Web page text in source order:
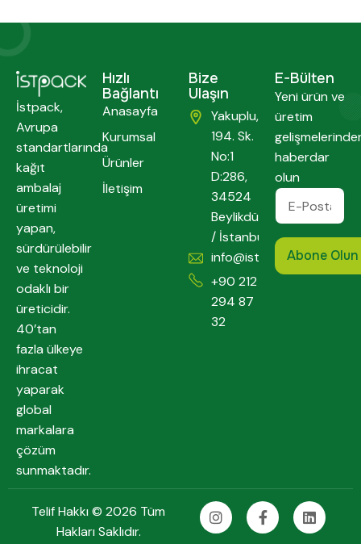
İstpack,
Avrupa
standartlarında
kağıt
ambalaj
üretimi
yapan,
sürdürülebilir
ve teknoloji
odaklı bir
üreticidir.
40’tan
fazla ülkeye
ihracat
yaparak
global
markalara
çözüm
sunmaktadır.
Hızlı
Bağlantı
Anasayfa
Kurumsal
Ürünler
İletişim
Bize
Ulaşın
Yakuplu,
194. Sk.
No:1
D:286,
34524
Beylikdüzü
/ İstanbul
info@istpack.com
+90 212
294 87
32
E-Bülten
Yeni ürün ve
üretim
haberdar
olun
Telif Hakkı © 2026 Tüm
Hakları Saklıdır.